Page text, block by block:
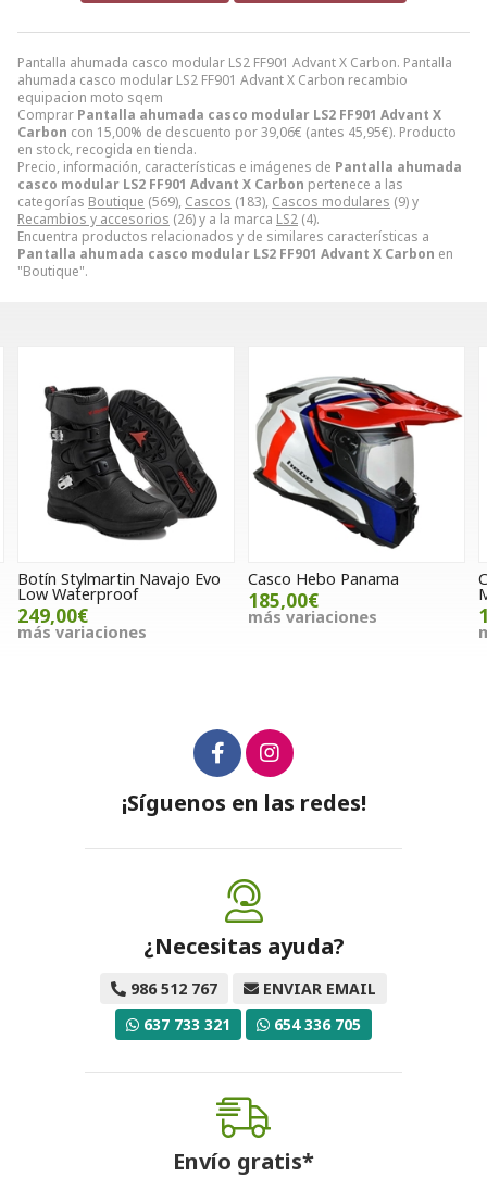
Pantalla ahumada casco modular LS2 FF901 Advant X Carbon. Pantalla
ahumada casco modular LS2 FF901 Advant X Carbon recambio
equipacion moto sqem
Comprar Pantalla ahumada casco modular LS2 FF901 Advant X
Carbon con 15,00% de descuento por39,06€ (antes 45,95€). Producto
en stock, recogida en tienda.
Precio, información, características e imágenes de Pantalla ahumada
casco modular LS2 FF901 Advant X Carbon pertenece a las
categorías Boutique (569), Cascos (183), Cascos modulares (9) y
Recambios y accesorios (26) y a la marca LS2 (4).
Encuentra productos relacionados y de similares características a
Pantalla ahumada casco modular LS2 FF901 Advant X Carbon en
"Boutique".
Evo Casco Hebo Panama
185,00€
más variaciones
Casco integral 1Up4D
M69 Negro/fluor
115,00€
¡Síguenos en las redes!
¿Necesitas ayuda?
986 512 767
ENVIAR EMAIL
637 733 321
654 336 705
Envío gratis*